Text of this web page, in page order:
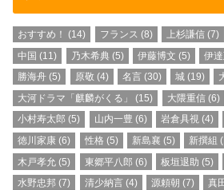
おすすめ！ (14) フランス (8) 上杉謙信(7)
中国 (11) 乃木希典(5) 伊藤博文 (5) 伊
勝海舟 (5) 原敬 (4) 名言(30) 城 (19)
大河ドラマ「麒麟がくる」
(15) 大隈重信(6)
小村寿太郎 (5) 山内一豊 (6) 岩倉具視(4)
徳川家康 (6) 性格 (5) 新島襄 (5) 新撰組
木戸孝允 (5) 東郷平八郎 (6) 板垣退助 (5)
水野忠邦 (7) 清少納言(4) 源頼朝 (7) 真